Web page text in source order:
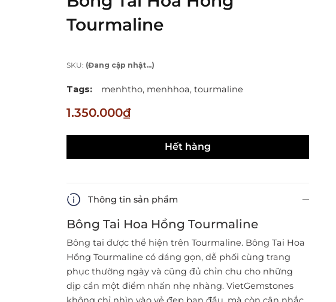
Tourmaline
SKU: (Đang cập nhật...)
Tags: menhtho, menhhoa, tourmaline
1.350.000₫
Hết hàng
Thông tin sản phẩm
Bông Tai Hoa Hồng Tourmaline
Bông tai được thể hiện trên Tourmaline. Bông Tai Hoa
Hồng Tourmaline có dáng gọn, dễ phối cùng trang
phục thường ngày và cũng đủ chỉn chu cho những
dịp cần một điểm nhấn nhẹ nhàng. VietGemstones